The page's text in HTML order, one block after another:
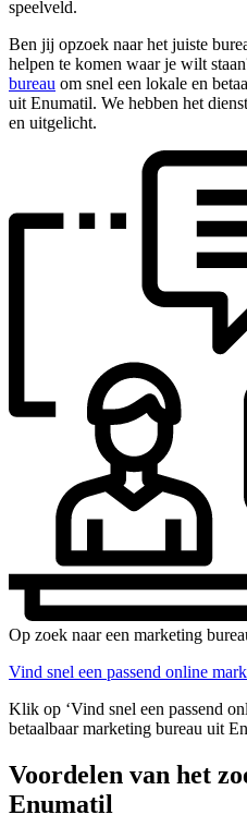
speelveld.
Ben jij opzoek naar het juiste
helpen te komen waar je wilt
bureau om snel een lokale en
uit Enumatil. We hebben het
en uitgelicht.
Op zoek naar een marketing
Vind snel een passend online
Klik op ‘Vind snel een passend
betaalbaar marketing bureau uit
Voordelen van het
Enumatil